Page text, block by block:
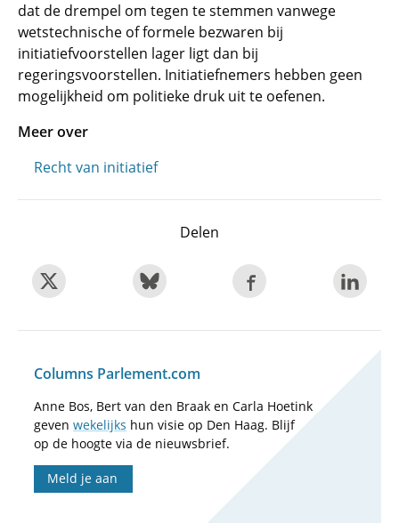
dat de drempel om tegen te stemmen vanwege
wetstechnische of formele bezwaren bij
initiatiefvoorstellen lager ligt dan bij
regeringsvoorstellen. Initiatiefnemers hebben geen
mogelijkheid om politieke druk uit te oefenen.
Meer over
Recht van initiatief
Delen
Columns Parlement.com
Anne Bos, Bert van den Braak en Carla Hoetink
geven wekelijks hun visie op Den Haag. Blijf
op de hoogte via de nieuwsbrief.
Meld je aan